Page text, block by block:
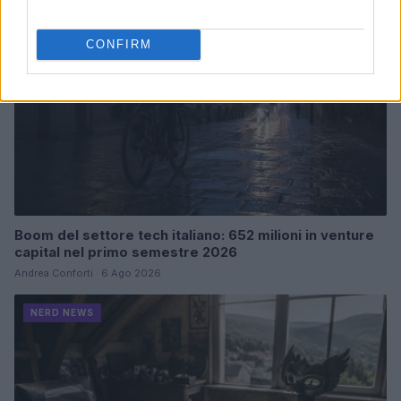
CONFIRM
Boom del settore tech italiano: 652 milioni in venture
capital nel primo semestre 2026
Andrea Conforti · 6 Ago 2026
NERD NEWS